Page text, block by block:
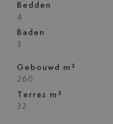
Bedden
4
Baden
3
Gebouwd m²
260
Terras m²
32